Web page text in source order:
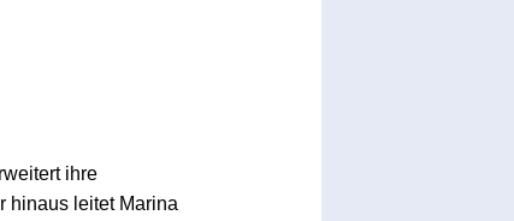
ihre
hinaus leitet Marina